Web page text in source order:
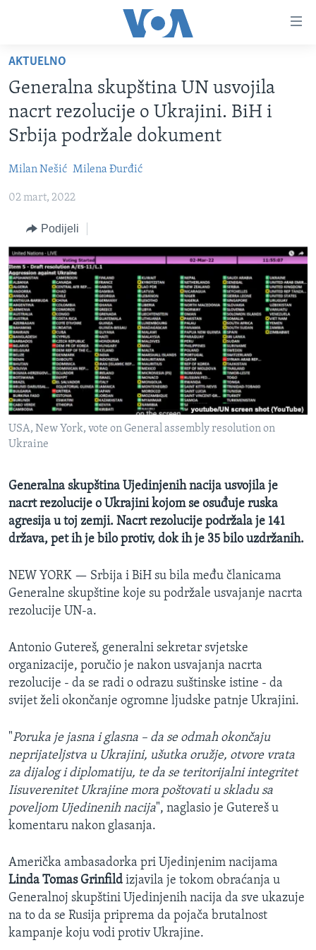
glavni
sadržaj
na
glavnu
Idi
na
TV PROGRAM
FOTOGRAFIJE DANA
VIJESTI
BOSNA I HERCEGOVINA
SVIJET
NAUKA I TEHNOLOGIJA
SPECIJALNI PROJEKTI
KORUPCIJA
SLOBODA MEDIJA
ŽENSKA STRANA
IZBJEGLIČKA STRANA
MAGAZIN
O GLASU AMERIKE
Learning English
PRATITE NAS
Jezici
AKTUELNO
Generalna skupština UN usvojila
nacrt rezolucije o Ukrajini. BiH i
Srbija podržale dokument
Milan Nešić Milena Đurđić
02 mart, 2022
Podijeli
USA, New York, vote on General assembly resolution on
Ukraine
Generalna skupština Ujedinjenih nacija usvojila je
nacrt rezolucije o Ukrajini kojom se osuđuje ruska
agresija u toj zemji. Nacrt rezolucije podržala je 141
država, pet ih je bilo protiv, dok ih je 35 bilo uzdržanih.
NEW YORK — Srbija i BiH su bila među članicama
Generalne skupštine koje su podržale usvajanje nacrta
rezolucije UN-a.
Antonio Gutereš, generalni sekretar svjetske
organizacije, poručio je nakon usvajanja nacrta
rezolucije - da se radi o odrazu suštinske istine - da
svijet želi okončanje ogromne ljudske patnje Ukrajini.
"Poruka je jasna i glasna – da se odmah okončaju
neprijateljstva u Ukrajini, ušutka oružje, otvore vrata
za dijalog i diplomatiju, te da se teritorijalni integritet
Iisuverenitet Ukrajine mora poštovati u skladu sa
poveljom Ujedinenih nacija", naglasio je Gutereš u
komentaru nakon glasanja.
Američka ambasadorka pri Ujedinjenim nacijama
Linda Tomas Grinfild izjavila je tokom obraćanja u
Generalnoj skupštini Ujedinjenih nacija da sve ukazuje
na to da se Rusija priprema da pojača brutalnost
kampanje koju vodi protiv Ukrajine.